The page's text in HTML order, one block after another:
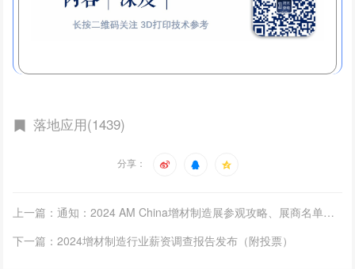
落地应用(1439)
分享：
上一篇：通知：2024 AM China增材制造展参观攻略、展商名单、展位图！
下一篇：2024增材制造行业薪资调查报告发布（附投票）